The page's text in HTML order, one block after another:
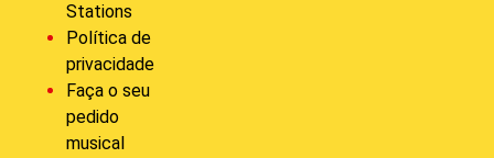
Stations
Política de
privacidade
Faça o seu
pedido
musical